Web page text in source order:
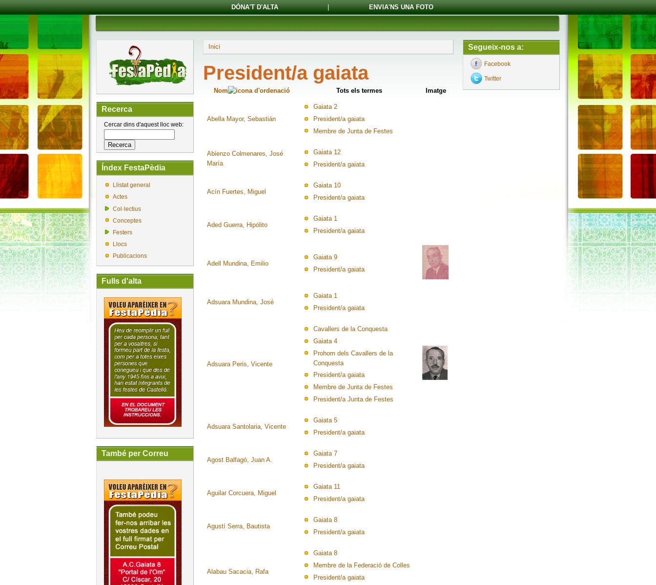
DÓNA'T D'ALTA | ENVIA'NS UNA FOTO
Recerca
Cercar dins d'aquest lloc web:
Índex FestaPèdia
Llistat general
Actes
Col·lectius
Conceptes
Festers
Llocs
Publicacions
Fulls d'alta
També per Correu
Inici
President/a gaiata
Nom Tots els termes Imatge
Abella Mayor, Sebastián
Gaiata 2
President/a gaiata
Membre de Junta de Festes
Abienzo Colmenares, José
María
Gaiata 12
President/a gaiata
Acín Fuertes, Miguel
Gaiata 10
President/a gaiata
Aded Guerra, Hipólito
Gaiata 1
President/a gaiata
Adell Mundina, Emilio
Gaiata 9
President/a gaiata
Adsuara Mundina, José
Gaiata 1
President/a gaiata
Adsuara Peris, Vicente
Cavallers de la Conquesta
Gaiata 4
Prohom dels Cavallers de la
Conquesta
President/a gaiata
Membre de Junta de Festes
President/a Junta de Festes
Adsuara Santolaria, Vicente
Gaiata 5
President/a gaiata
Agost Balfagó, Juan A.
Gaiata 7
President/a gaiata
Aguilar Corcuera, Miguel
Gaiata 11
President/a gaiata
Agustí Serra, Bautista
Gaiata 8
President/a gaiata
Alabau Sacacia, Rafa
Gaiata 8
Membre de la Federació de Colles
President/a gaiata
Segueix-nos a:
Facebook
Twitter